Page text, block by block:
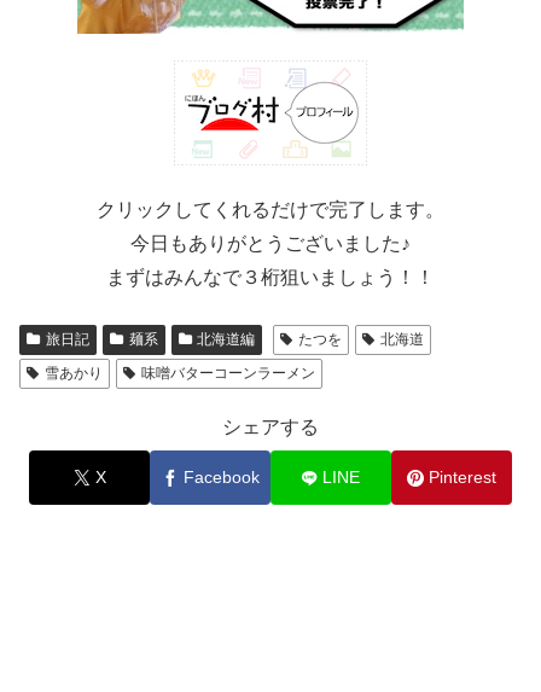
クリックしてくれるだけで完了します。
今日もありがとうございました♪
まずはみんなで３桁狙いましょう！！
旅日記 麺系 北海道編 たつを
北海道
雪あかり
味噌バターコーンラーメン
シェアする
X Facebook LINE Pinterest